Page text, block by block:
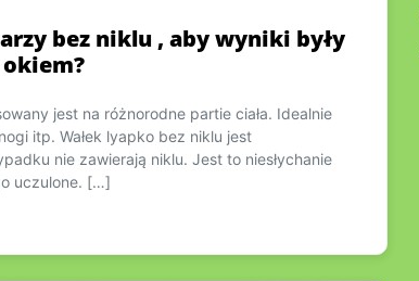
bez niklu , aby wyniki były
jest na różnorodne partie ciała. Idealnie
itp. Wałek lyapko bez niklu jest
nie zawierają niklu. Jest to niesłychanie
uczulone. […]